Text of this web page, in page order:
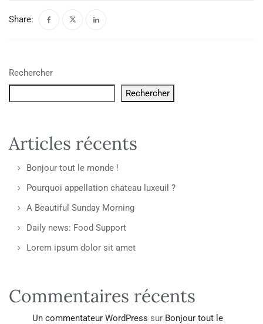
Rechercher
Rechercher
Articles récents
Bonjour tout le monde !
Pourquoi appellation chateau luxeuil ?
A Beautiful Sunday Morning
Daily news: Food Support
Lorem ipsum dolor sit amet
Commentaires récents
Un commentateur WordPress sur Bonjour tout le
Share: